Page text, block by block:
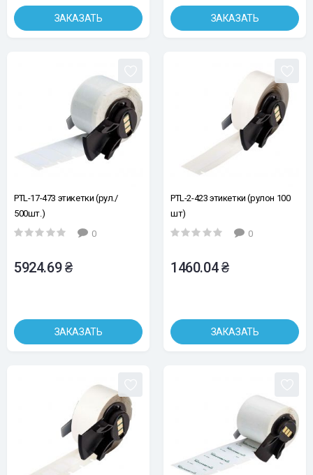
ЗАКАЗАТЬ ЗАКАЗАТЬ
PTL-17-473 этикетки (рул./
500шт.)
0
5924.69 ₴
ЗАКАЗАТЬ
PTL-2-423 этикетки (рулон 100
шт)
0
1460.04 ₴
ЗАКАЗАТЬ